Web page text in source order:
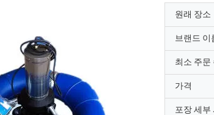
원래 장소
브랜드 이
최소 주문
가격
포장 세부